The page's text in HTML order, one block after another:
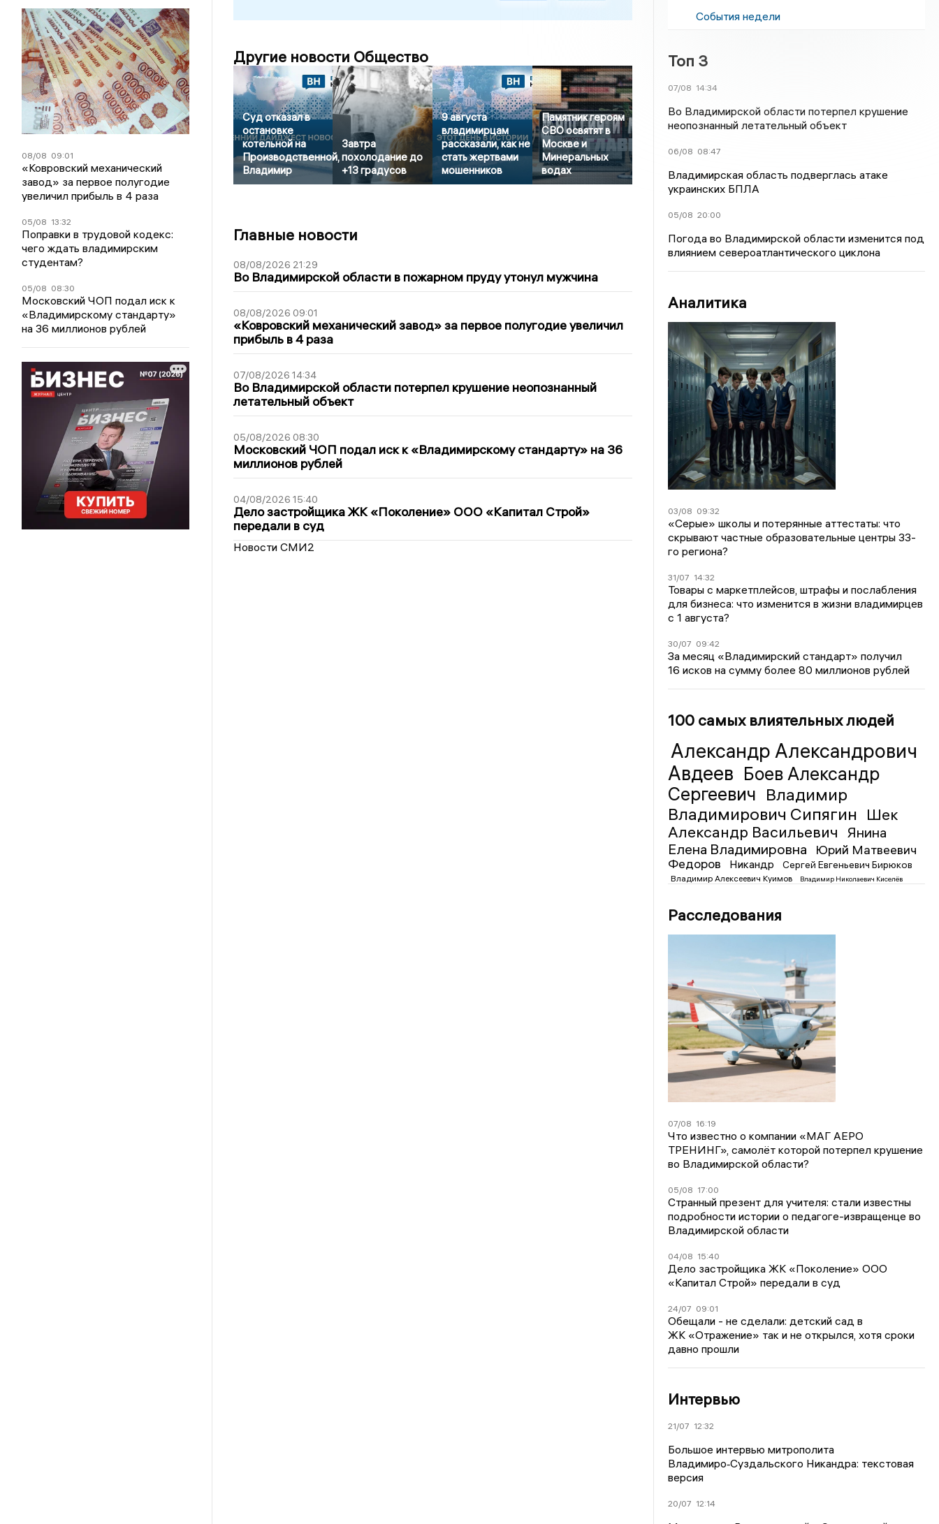
08/08 09:01
«Ковровский механический
завод» за первое полугодие
увеличил прибыль в 4 раза
05/08 13:32
Поправки в трудовой кодекс:
чего ждать владимирским
студентам?
05/08 08:30
Московский ЧОП подал иск к
«Владимирскому стандарту»
на 36 миллионов рублей
Другие новости Общество
Суд отказал в
остановке
котельной на
Производственной,
Владимир
Завтра
похолодание до
+13 градусов
9 августа
владимирцам
рассказали, как не
стать жертвами
мошенников
Памятник героям
СВО освятят в
Москве и
Минеральных
водах
Главные новости
08/08/2026 21:29
Во Владимирской области в пожарном пруду утонул мужчина
08/08/2026 09:01
«Ковровский механический завод» за первое полугодие увеличил
прибыль в 4 раза
07/08/2026 14:34
Во Владимирской области потерпел крушение неопознанный
летательный объект
05/08/2026 08:30
Московский ЧОП подал иск к «Владимирскому стандарту» на 36
миллионов рублей
04/08/2026 15:40
Дело застройщика ЖК «Поколение» ООО «Капитал Строй»
передали в суд
Новости СМИ2
События недели
Топ 3
07/08 14:34
Во Владимирской области потерпел крушение
неопознанный летательный объект
06/08 08:47
Владимирская область подверглась атаке
украинских БПЛА
05/08 20:00
Погода во Владимирской области изменится под
влиянием североатлантического циклона
Аналитика
03/08 09:32
«Серые» школы и потерянные аттестаты: что
скрывают частные образовательные центры 33-
го региона?
31/07 14:32
Товары с маркетплейсов, штрафы и послабления
для бизнеса: что изменится в жизни владимирцев
с 1 августа?
30/07 09:42
За месяц «Владимирский стандарт» получил
16 исков на сумму более 80 миллионов рублей
100 самых влиятельных людей
Александр Александрович
Авдеев Боев Александр
Сергеевич Владимир
Владимирович Сипягин Шек
Александр Васильевич
Янина
Елена Владимировна
Юрий Матвеевич
Федоров
Никандр Сергей Евгеньевич Бирюков
Владимир Алексеевич Куимов Владимир Николаевич Киселёв
Расследования
07/08 16:19
Что известно о компании «МАГ АЕРО
ТРЕНИНГ», самолёт которой потерпел крушение
во Владимирской области?
05/08 17:00
Странный презент для учителя: стали известны
подробности истории о педагоге-извращенце во
Владимирской области
04/08 15:40
Дело застройщика ЖК «Поколение» ООО
«Капитал Строй» передали в суд
24/07 09:01
Обещали - не сделали: детский сад в
ЖК «Отражение» так и не открылся, хотя сроки
давно прошли
Интервью
21/07 12:32
Большое интервью митрополита
Владимиро‑Суздальского Никандра: текстовая
версия
20/07 12:14